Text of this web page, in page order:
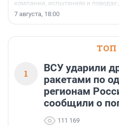
компании, испытаниях и поводах
осторожного оптимизма.
7 августа, 18:00
ТОП
1
ВСУ ударили
ракетами по
регионам
сообщили о
111 169